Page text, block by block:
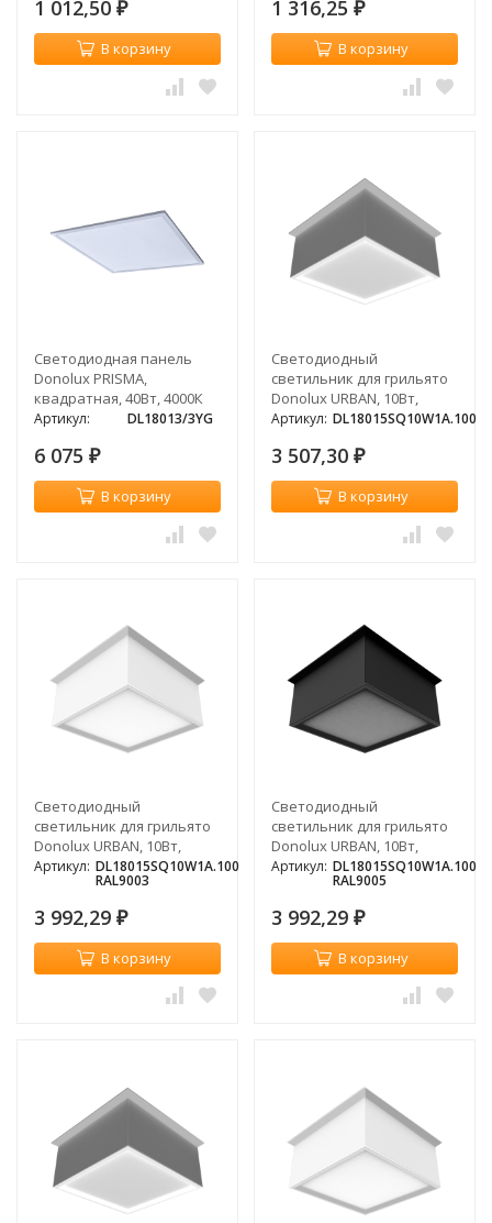
1 012,50 ₽
В корзину
1 316,25 ₽
В корзину
Светодиодная панель
Donolux PRISMA,
квадратная, 40Вт, 4000К
Артикул: DL18013/3YG
6 075 ₽
В корзину
Светодиодный
светильник для грильято
Donolux URBAN, 10Вт,
3000К
Артикул: DL18015SQ10W1A.100
3 507,30 ₽
В корзину
Светодиодный
светильник для грильято
Donolux URBAN, 10Вт,
3000К, белый
Артикул: DL18015SQ10W1A.100
RAL9003
3 992,29 ₽
В корзину
Светодиодный
светильник для грильято
Donolux URBAN, 10Вт,
3000К, черный
Артикул: DL18015SQ10W1A.100
RAL9005
3 992,29 ₽
В корзину